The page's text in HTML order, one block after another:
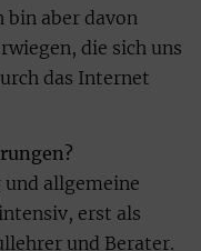
aber davon
die sich uns
das Internet
und allgemeine
erst als
und Berater.